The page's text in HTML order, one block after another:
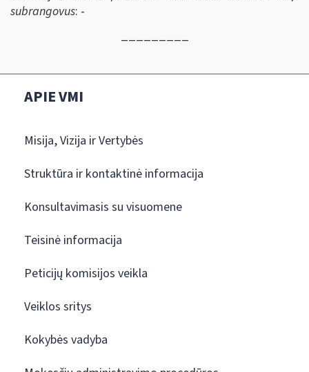
subrangovus: -
_________
APIE VMI
Misija, Vizija ir Vertybės
Struktūra ir kontaktinė informacija
Konsultavimasis su visuomene
Teisinė informacija
Peticijų komisijos veikla
Veiklos sritys
Kokybės vadyba